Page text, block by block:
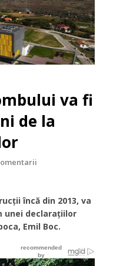
va fi
de la
încă din 2013, va
unei declarațiilor
Emil Boc.